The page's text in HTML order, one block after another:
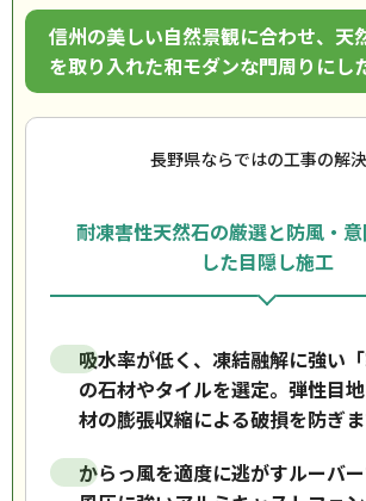
信州の美しい自然景観に合わせ、天
を取り入れた和モダンな門周りにし
長野県ならではの工事の解
耐凍害性天然石の厳選と防風・
した目隠し施工
吸水率が低く、凍結融解に強い「
の石材やタイルを選定。弾性目
材の膨張収縮による破損を防ぎま
からっ風を適度に逃がすルーバー